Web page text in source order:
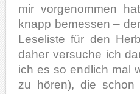
mir vorgenommen
knapp bemessen –
Leseliste für den
daher versuche ich
ich es so endlich mal
zu hören), die